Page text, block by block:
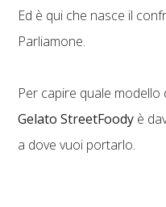
Ed è qui che nasce il
Parliamone.
Per capire quale
Gelato StreetFoody è
a dove vuoi portarlo.